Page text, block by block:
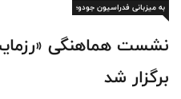
به میزبانی فدراسیون جودو؛
نشست هماهنگی
برگزار شد